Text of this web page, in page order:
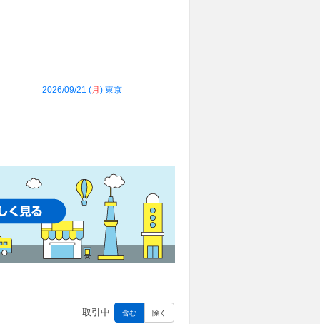
2026/09/21 (月 ) 東京
取引中 含む 除く